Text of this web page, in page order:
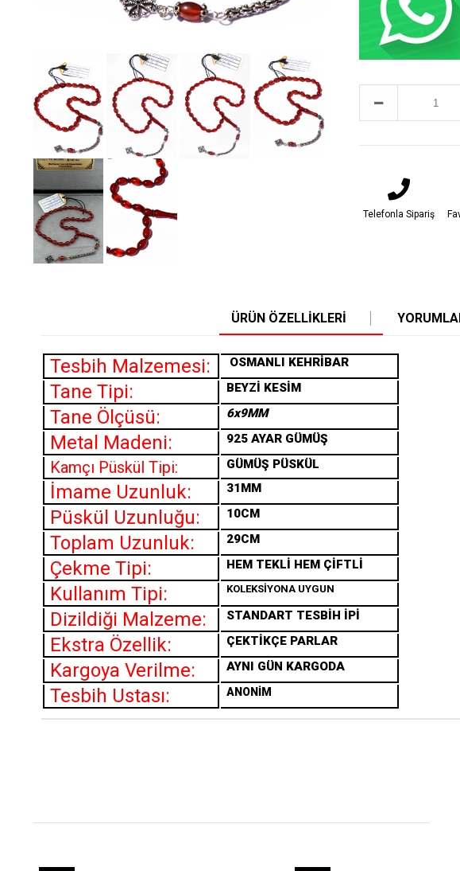
Telefonla Sipariş
ÜRÜN ÖZELLIKLERI
Tesbih Malzemesi: OSMANLI KEHRİBAR
Tane Tipi: BEYZİ KESİM
Tane Ölçüsü: 6x9MM
Metal Madeni: 925 AYAR GÜMÜŞ
Kamçı Püskül Tipi: GÜMÜŞ PÜSKÜL
İmame Uzunluk: 31MM
Püskül Uzunluğu: 10CM
Toplam Uzunluk: 29CM
Çekme Tipi: HEM TEKLİ HEM ÇİFTLİ
Kullanım Tipi: KOLEKSİYONA UYGUN
Dizildiği Malzeme: STANDART TESBİH İPİ
Ekstra Özellik: ÇEKTİKÇE PARLAR
Kargoya Verilme: AYNI GÜN KARGODA
Tesbih Ustası: ANONİM